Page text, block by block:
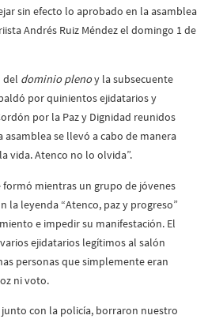
sin efecto lo aprobado en la asamblea
Andrés Ruiz Méndez el domingo 1 de
del dominio plenoy la subsecuente
por quinientos ejidatarios y
por la Paz y Dignidad reunidos
se llevó a cabo de manera
vida. Atenco no lo olvida”.
mientras un grupo de jóvenes
la leyenda “Atenco, paz y progreso”
e impedir su manifestación. El
ejidatarios legítimos al salón
personas que simplemente eran
ni voto.
junto con la policía, borraron nuestro